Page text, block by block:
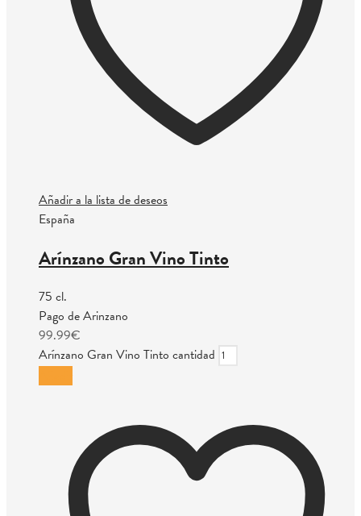
Añadir a la lista de deseos
España
Arínzano Gran Vino Tinto
75 cl.
Pago de Arinzano
99.99€
Arínzano Gran Vino Tinto cantidad